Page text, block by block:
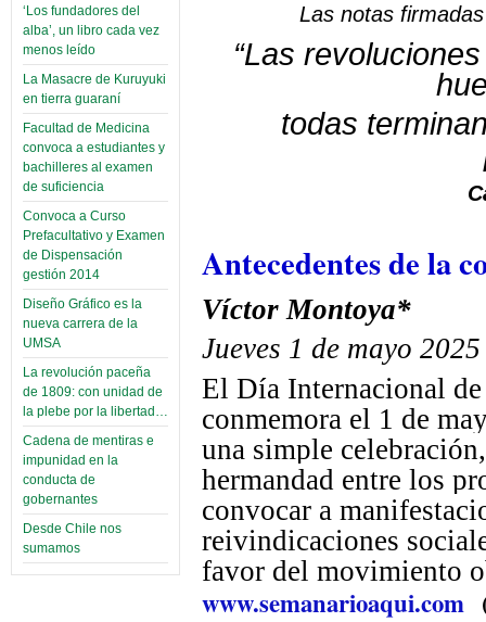
‘Los fundadores del
alba’, un libro cada vez
menos leído
La Masacre de Kuruyuki
en tierra guaraní
Facultad de Medicina
convoca a estudiantes y
bachilleres al examen
de suficiencia
Convoca a Curso
Prefacultativo y Examen
de Dispensación
gestión 2014
Diseño Gráfico es la
nueva carrera de la
UMSA
La revolución paceña
de 1809: con unidad de
la plebe por la libertad…
Cadena de mentiras e
impunidad en la
conducta de
gobernantes
Desde Chile nos
sumamos
Las notas
“Las
todas
Antecedentes de la
Víctor Montoya*
Jueves 1 de mayo 2025
El Día Internacional de
conmemora el 1 de
una simple
hermandad entre los
convocar a
reivindicaciones
favor del movimiento
www.semanarioaqui.com